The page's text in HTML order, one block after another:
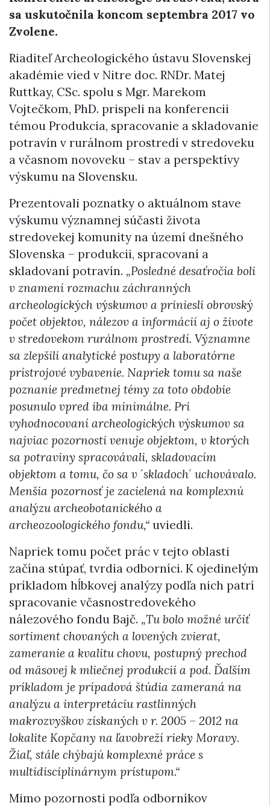
sa uskutočnila koncom septembra 2017 vo
Zvolene.
Riaditeľ Archeologického ústavu Slovenskej
akadémie vied v Nitre doc. RNDr. Matej
Ruttkay, CSc. spolu s Mgr. Marekom
Vojtečkom, PhD. prispeli na konferencii
témou Produkcia, spracovanie a skladovanie
potravín v rurálnom prostredí v stredoveku
a včasnom novoveku – stav a perspektívy
výskumu na Slovensku.
Prezentovali poznatky o aktuálnom stave
výskumu významnej súčasti života
stredovekej komunity na území dnešného
Slovenska – produkcii, spracovaní a
skladovaní potravín. „Posledné desaťročia boli
v znamení rozmachu záchranných
archeologických výskumov a priniesli obrovský
počet objektov, nálezov a informácií aj o živote
v stredovekom rurálnom prostredí. Významne
sa zlepšili analytické postupy a laboratórne
prístrojové vybavenie. Napriek tomu sa naše
poznanie predmetnej témy za toto obdobie
posunulo vpred iba minimálne. Pri
vyhodnocovaní archeologických výskumov sa
najviac pozornosti venuje objektom, v ktorých
sa potraviny spracovávali, skladovacím
objektom a tomu, čo sa v ´skladoch´ uchovávalo.
Menšia pozornosť je zacielená na komplexnú
analýzu archeobotanického a
archeozoologického fondu,“ uviedli.
Napriek tomu počet prác v tejto oblasti
začína stúpať, tvrdia odborníci. K ojedinelým
príkladom hĺbkovej analýzy podľa nich patrí
spracovanie včasnostredovekého
nálezového fondu Bajč. „Tu bolo možné určiť
sortiment chovaných a lovených zvierat,
zameranie a kvalitu chovu, postupný prechod
od mäsovej k mliečnej produkcii a pod. Ďalším
príkladom je prípadová štúdia zameraná na
analýzu a interpretáciu rastlinných
makrozvyškov získaných v r. 2005 – 2012 na
lokalite Kopčany na ľavobreží rieky Moravy.
Žiaľ, stále chýbajú komplexné práce s
multidisciplinárnym prístupom.“
Mimo pozornosti podľa odborníkov